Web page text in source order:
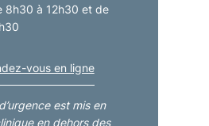
8h30 à 12h30 et de
vous en ligne
est mis en
en dehors des